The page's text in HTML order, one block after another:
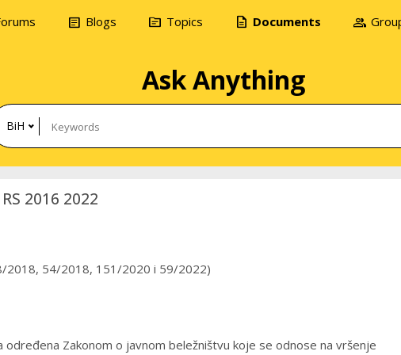
article Blogs topic Topics description Documents group
Ask Anything
BiH
2016 2022
2018, 54/2018, 151/2020 i 59/2022)
Zakonom o javnom beležništvu koje se odnose na vršenje